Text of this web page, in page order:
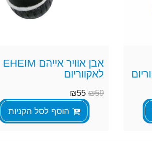
אבן אוויר אייהם EHEIM
לאקווריום
₪59
₪55
הוסף לסל הקניות